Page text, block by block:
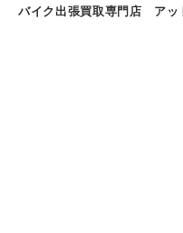
バイク出張買取専門店 アッ